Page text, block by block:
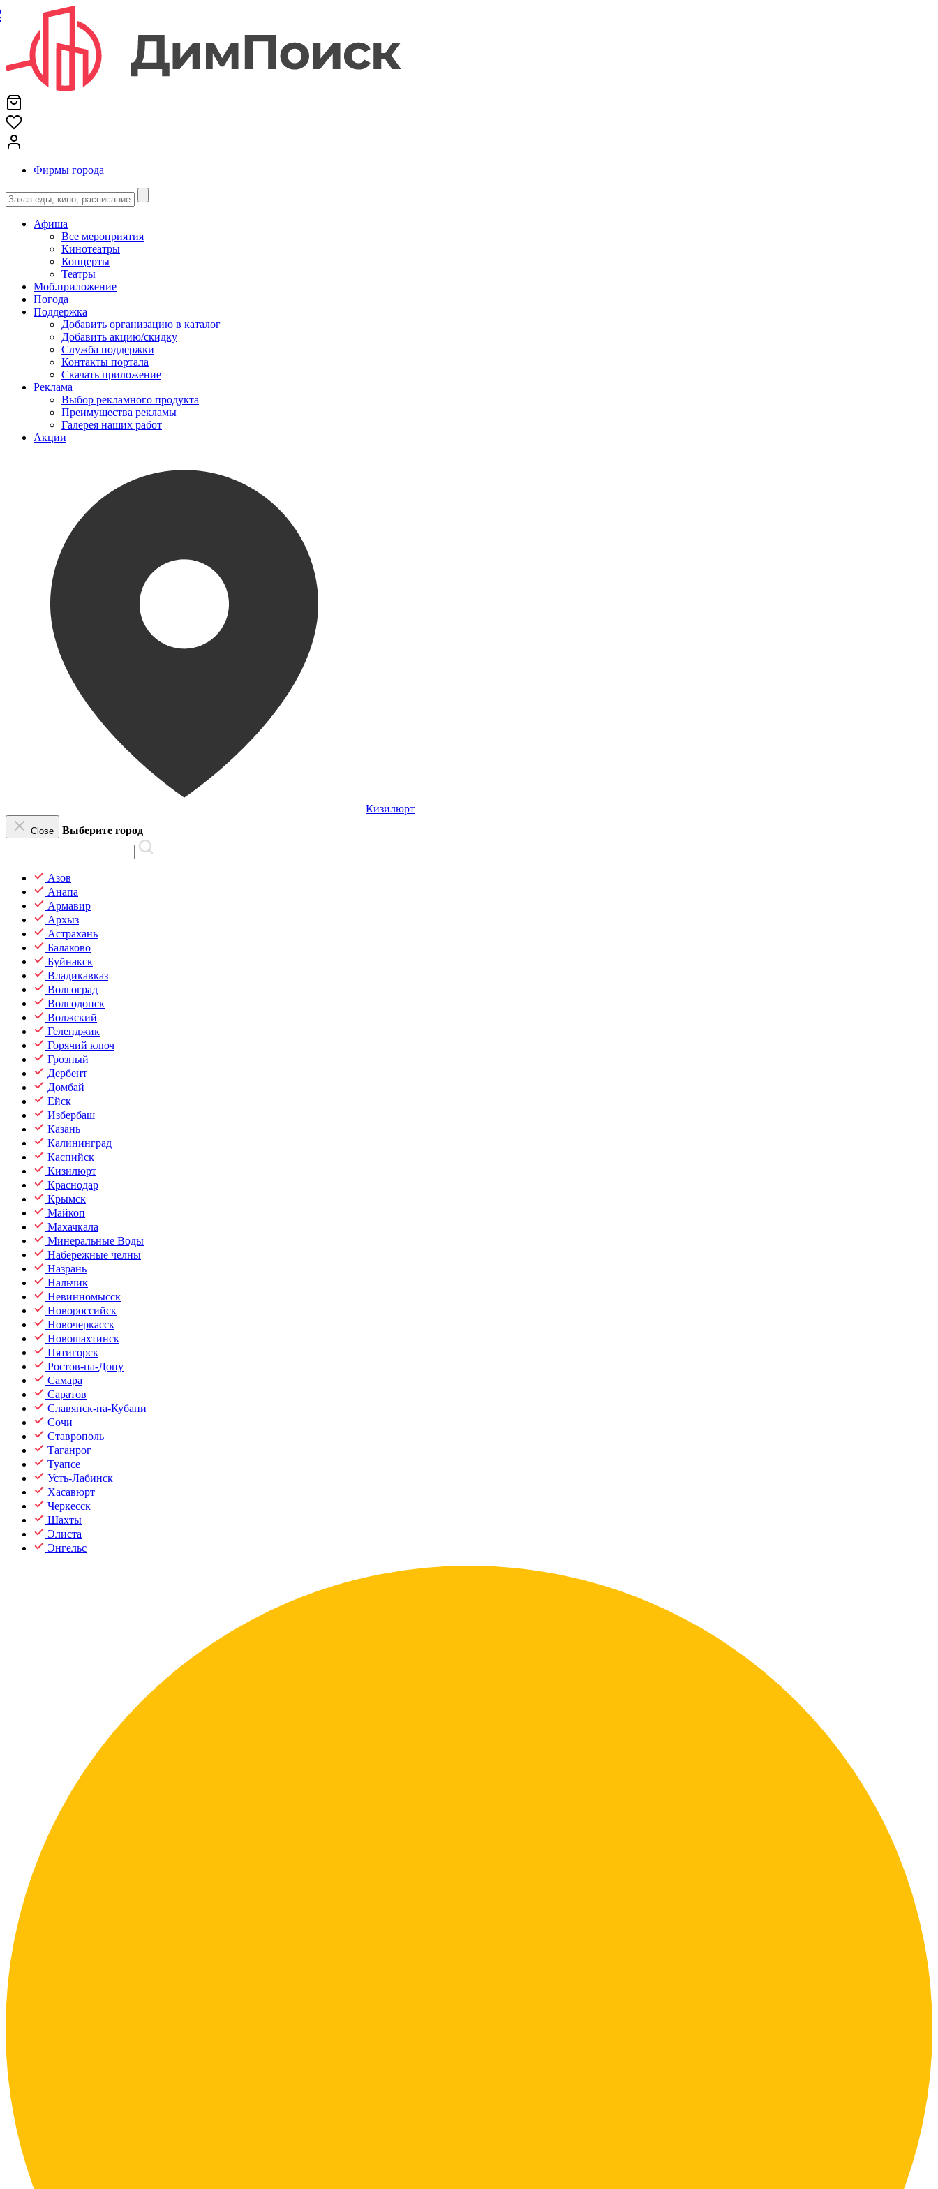
Фирмы города
Афиша
Все мероприятия
Кинотеатры
Концерты
Театры
Моб.приложение
Погода
Поддержка
Добавить организацию в каталог
Добавить акцию/скидку
Служба поддержки
Контакты портала
Скачать приложение
Реклама
Выбор рекламного продукта
Преимущества рекламы
Галерея наших работ
Акции
Кизилюрт
Close Выберите город
Азов
Анапа
Армавир
Архыз
Астрахань
Балаково
Буйнакск
Владикавказ
Волгоград
Волгодонск
Волжский
Геленджик
Горячий ключ
Грозный
Дербент
Домбай
Ейск
Избербаш
Казань
Калининград
Каспийск
Кизилюрт
Краснодар
Крымск
Майкоп
Махачкала
Минеральные Воды
Набережные челны
Назрань
Нальчик
Невинномысск
Новороссийск
Новочеркасск
Новошахтинск
Пятигорск
Ростов-на-Дону
Самара
Саратов
Славянск-на-Кубани
Сочи
Ставрополь
Таганрог
Туапсе
Усть-Лабинск
Хасавюрт
Черкесск
Шахты
Элиста
Энгельс